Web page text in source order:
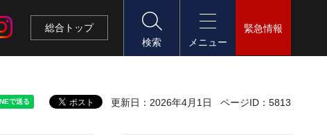
総合 トップ
検索
メニュー
緊急情報
更新日：2026年4月1日 ページID：5813